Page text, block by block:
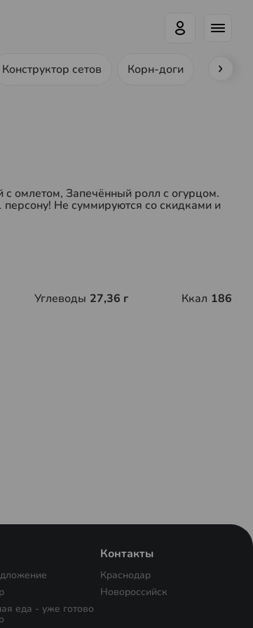
Конструктор сетов Корн-доги Ролл-
омлетом, Запечённый ролл с огурцом.
персону! Не суммируются со скидками и
Углеводы 27,36 г Ккал 186
Контакты
Краснодар
Новороссийск
еда - уже готово